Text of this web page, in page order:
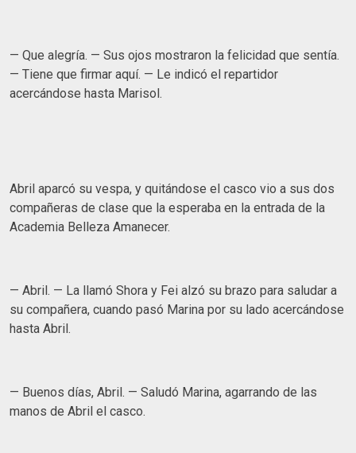
— Que alegría. — Sus ojos mostraron la felicidad que sentía.
— Tiene que firmar aquí. — Le indicó el repartidor
acercándose hasta Marisol.
Abril aparcó su vespa, y quitándose el casco vio a sus dos
compañeras de clase que la esperaba en la entrada de la
Academia Belleza Amanecer.
— Abril. — La llamó Shora y Fei alzó su brazo para saludar a
su compañera, cuando pasó Marina por su lado acercándose
hasta Abril.
— Buenos días, Abril. — Saludó Marina, agarrando de las
manos de Abril el casco.